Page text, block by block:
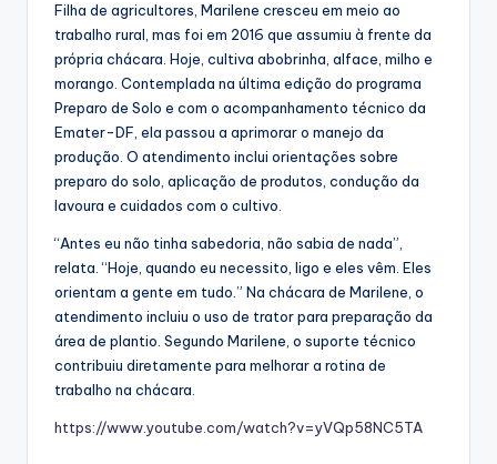
Filha de agricultores, Marilene cresceu em meio ao
trabalho rural, mas foi em 2016 que assumiu à frente da
própria chácara. Hoje, cultiva abobrinha, alface, milho e
morango. Contemplada na última edição do programa
Preparo de Solo e com o acompanhamento técnico da
Emater-DF, ela passou a aprimorar o manejo da
produção. O atendimento inclui orientações sobre
preparo do solo, aplicação de produtos, condução da
lavoura e cuidados com o cultivo.
“Antes eu não tinha sabedoria, não sabia de nada”,
relata. “Hoje, quando eu necessito, ligo e eles vêm. Eles
orientam a gente em tudo.” Na chácara de Marilene, o
atendimento incluiu o uso de trator para preparação da
área de plantio. Segundo Marilene, o suporte técnico
contribuiu diretamente para melhorar a rotina de
trabalho na chácara.
https://www.youtube.com/watch?v=yVQp58NC5TA